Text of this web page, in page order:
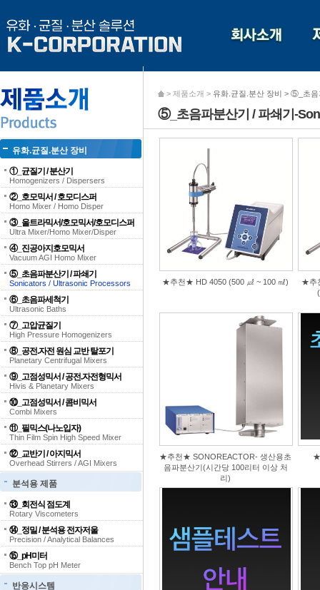
유화.균질.분산 장비
①_균질기 / 분산기
Homogenizers / Dispersers
②_호모믹서 / 호모디스퍼
Homo Mixer / Homo Disper
③_울트라믹서/호모믹서/호모디스퍼
Ultra Mixer/Homo Mixer/Disper
④_진공아지호모믹서
Vacuum AGI Homo Mixer
⑤_초음파분산기 / 파쇄기
Sonicators / Ultrasonic Processors
⑥_초음파세척기
Ultrasonic Baths
⑦_고압균질기
High Pressure Homogenizers
⑧_공전.자전 원심 교반 탈포기
Planetary Centrifugal Mixers
⑨_고점성믹서 / 공전.자전형믹서
Hivis & Planetary Mixers
⑩_고점성믹서 / 콤비믹서
Combi Mixers
⑪_필믹스(나노입자)
Thin Film Spin High Speed Mixer
⑫_교반기 / 아지믹서
Overhead Stirrers / AGI Mixers
분석용 제품
⑬_회전식 점도계
Rotary Viscometers
⑭_정밀 / 분석용 전자저울
Precision / Analytical Balances
⑮_pH미터
Bench Top pH Meter
반응시스템
> 제품소개 > 유화.균질.분산 장비 > ⑤_초
⑤_초음파분산기 / 파쇄기-
★추천★ HD 4050 (500 ㎕ ~ 100 ㎖)
★추
★추천★ SONOREACTOR- 생산용초
음파분산기(시간당 100리터 이상 처
리)
★